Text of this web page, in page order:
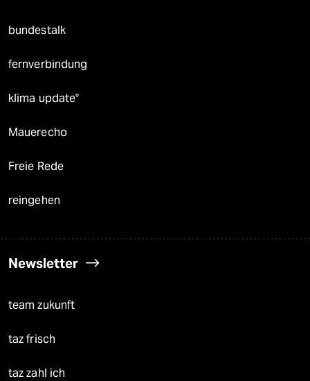
bundestalk
fernverbindung
klima update°
Mauerecho
Freie Rede
reingehen
Newsletter
team zukunft
taz frisch
taz zahl ich